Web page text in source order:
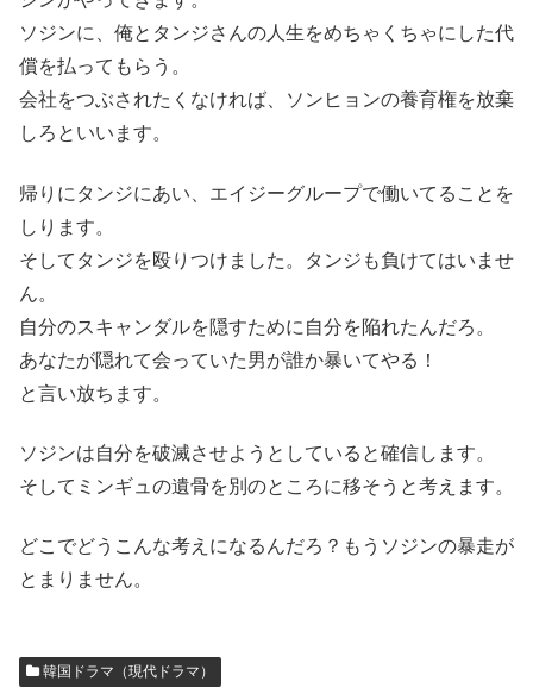
ソジンに、俺とタンジさんの人生をめちゃくちゃにした代
償を払ってもらう。
会社をつぶされたくなければ、ソンヒョンの養育権を放棄
しろといいます。
帰りにタンジにあい、エイジーグループで働いてることを
しります。
そしてタンジを殴りつけました。タンジも負けてはいませ
ん。
自分のスキャンダルを隠すために自分を陥れたんだろ。
あなたが隠れて会っていた男が誰か暴いてやる！
と言い放ちます。
ソジンは自分を破滅させようとしていると確信します。
そしてミンギュの遺骨を別のところに移そうと考えます。
どこでどうこんな考えになるんだろ？もうソジンの暴走が
とまりません。
韓国ドラマ（現代ドラマ）